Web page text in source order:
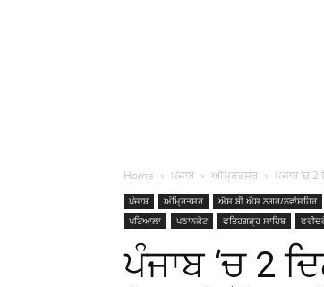
Home ਪੰਜਾਬ ਅੰਮ੍ਰਿਤਸਰ ਪੰਜਾਬ ‘ਚ
ਪੰਜਾਬ ਅੰਮ੍ਰਿਤਸਰ ਐਸ ਬੀ ਐਸ ਨਗਰ/ਨਵਾਂਸ਼ਹਿਰ
ਪਟਿਆਲਾ
ਪਠਾਨਕੋਟ ਫਤਿਹਗੜ੍ਹ ਸਾਹਿਬ
ਪੰਜਾਬ ‘ਚ 2